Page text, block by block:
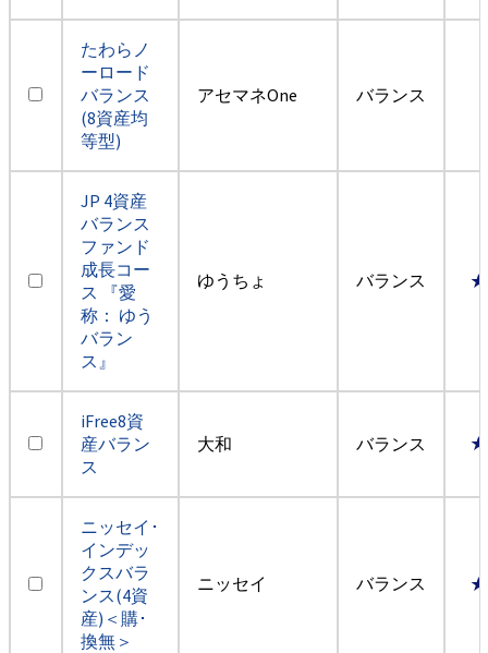
たわらノ
ーロード
バランス
(8資産均
等型)
アセマネOne バランス
JP 4資産
バランス
ファンド
成長コー
ス 『愛
称： ゆう
バラン
ス』
ゆうちょ バランス
iFree8資
産バラン
ス
大和 バランス
ニッセイ･
インデッ
クスバラ
ンス(4資
産)＜購･
換無＞
ニッセイ バランス